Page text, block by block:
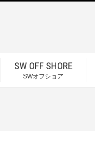
SW OFF SHORE
SWオフショア